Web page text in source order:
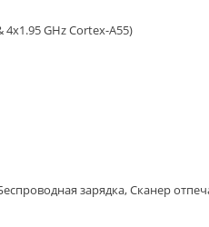
GHz Cortex-A55)
зарядка, Сканер